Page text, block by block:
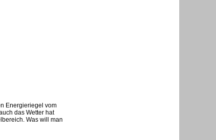
Energieriegel vom
das Wetter hat
Was will man